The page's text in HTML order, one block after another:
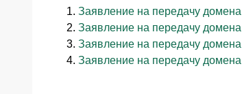
Заявление на передачу
Заявление на передачу
Заявление на передачу
Заявление на передачу